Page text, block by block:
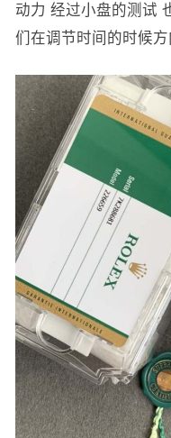
动力 经过小盘的测试
们在调节时间的时候方